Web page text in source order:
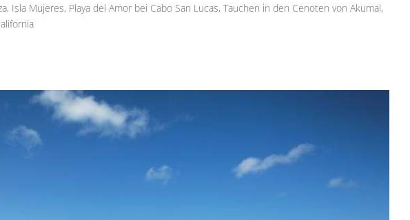
Isla Mujeres, Playa del Amor bei Cabo San Lucas, Tauchen in den Cenoten von Akumal,